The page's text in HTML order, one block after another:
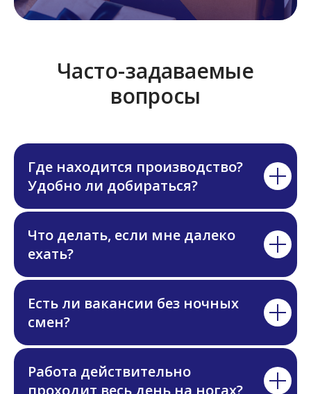
Часто-задаваемые
вопросы
Где находится производство?
Удобно ли добираться?
Что делать, если мне далеко
ехать?
Есть ли вакансии без ночных
смен?
Работа действительно
проходит весь день на ногах?